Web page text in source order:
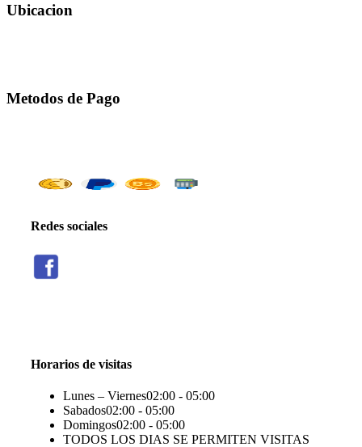
Ubicacion
Metodos de Pago
Redes sociales
Horarios de visitas
Lunes – Viernes02:00 - 05:00
Sabados02:00 - 05:00
Domingos02:00 - 05:00
TODOS LOS DIAS SE PERMITEN VISITAS